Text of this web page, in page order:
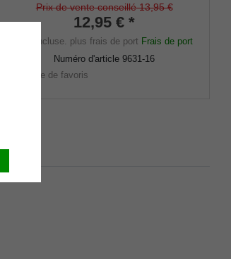
avec insert métallique (lot de 2)
Prix de vente conseillé 13,95 €
12,95 € *
TVA incluse. plus frais de port Frais de port
Numéro d'article9631-16
Liste de favoris